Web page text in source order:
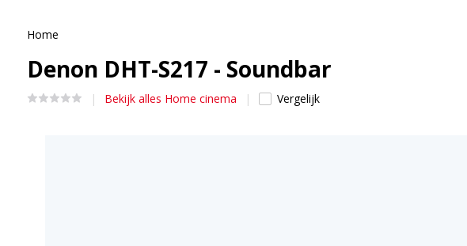
Home
Denon DHT-S217 - Soundbar
Bekijk alles Home cinema Vergelijk